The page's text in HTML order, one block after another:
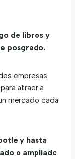
de libros y
posgrado.
empresas
atraer a
mercado cada
y hasta
o ampliado